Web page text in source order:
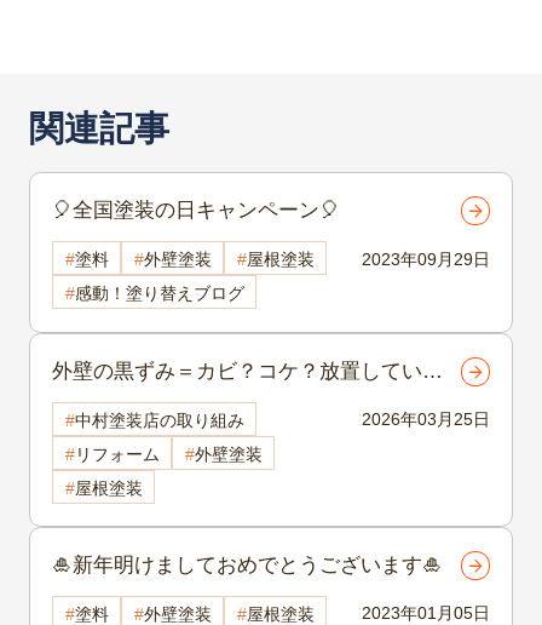
関連記事
2023年09月29日
🎈全国塗装の日キャンペーン🎈
塗料 外壁塗装
屋根塗装
感動！塗り替えブログ
2026年03月25日
外壁の黒ずみ＝カビ？コケ？放置してい
い？判断基準を解説｜諏訪市 外壁塗装
中村塗装店の取り組み
リフォーム
外壁塗装
屋根塗装
2023年01月05日
🎍新年明けましておめでとうございます🎍
塗料 外壁塗装
屋根塗装